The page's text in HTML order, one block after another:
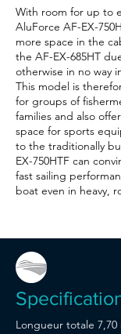
With room for up to
AluForce AF-EX-
more space in the
the AF-EX-685HT
otherwise in no way
This model is
for groups of
families and also
space for sports
to the traditionally
EX-750HTF can
fast sailing
boat even in heavy,
Longueur totale 7,70